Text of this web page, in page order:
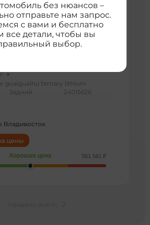
guaiguaihu ternary lithium
Задний 24015626
Владивосток
цены
Хорошая цена 561 561 ₽
без нюансов –
отправьте нам запрос.
с вами и бесплатно
все детали, чтобы вы
выбор.